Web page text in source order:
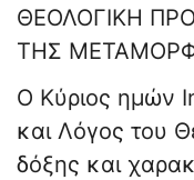
ΘΕΟΛΟΓΙΚΗ
ΤΗΣ
Ο Κύριος ημών
και Λόγος του
δόξης και